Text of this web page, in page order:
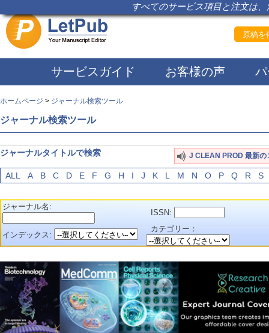
すべてのサービス項目と注文は
原稿を
サービスガイド お客様の声
ホームページ > ジャーナル検索ツール
ジャーナル検索ツール
ジャーナルタイトルで検索 J CLEAN PROD 最新
ALL A B C D E F G H I J K L M N O P Q R S
ジャーナル名:
ISSN:
インデックス:
カテゴリー：